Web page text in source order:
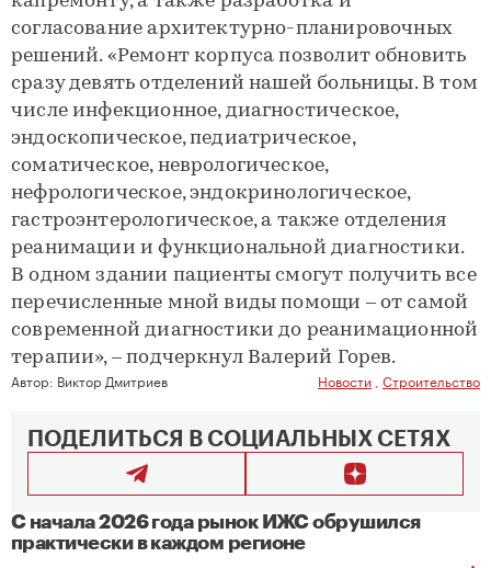
согласование архитектурно-планировочных
решений. «Ремонт корпуса позволит обновить
сразу девять отделений нашей больницы. В том
числе инфекционное, диагностическое,
эндоскопическое, педиатрическое,
соматическое, неврологическое,
нефрологическое, эндокринологическое,
гастроэнтерологическое, а также отделения
реанимации и функциональной диагностики.
В одном здании пациенты смогут получить все
перечисленные мной виды помощи – от самой
современной диагностики до реанимационной
терапии», – подчеркнул Валерий Горев.
Автор: Виктор Дмитриев Новости Строительство
ПОДЕЛИТЬСЯ В СОЦИАЛЬНЫХ СЕТЯХ
С начала 2026 года рынок ИЖС обрушился
практически в каждом регионе